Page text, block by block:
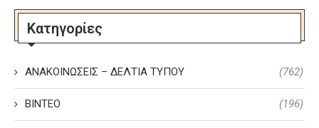
Κατηγορίες
ΑΝΑΚΟΙΝΩΣΕΙΣ – ΔΕΛΤΙΑ ΤΥΠΟΥ (762)
ΒΙΝΤΕΟ (196)